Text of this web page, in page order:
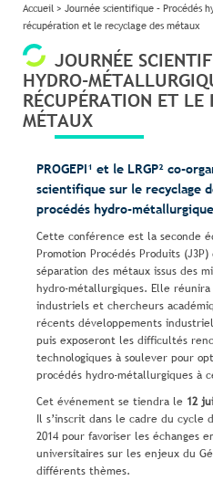
Accueil> Journée scientifique – Procédés
récupération et le recyclage des métaux
JOURNÉE
HYDRO-
RÉCUPÉRATION ET LE
MÉTAUX
PROGEPI¹ et le LRGP² co-
scientifique sur le recyclage
procédés hydro-
Cette conférence est la seconde
Promotion Procédés Produits
séparation des métaux issus des
hydro-métallurgiques. Elle
industriels et chercheurs
récents développements
puis exposeront les difficultés
technologiques à soulever pour
procédés hydro-métallurgiques à
Cet événement se tiendra le 12
Il s’inscrit dans le cadre du cycle
2014 pour favoriser les échanges
universitaires sur les enjeux du
différents thèmes.